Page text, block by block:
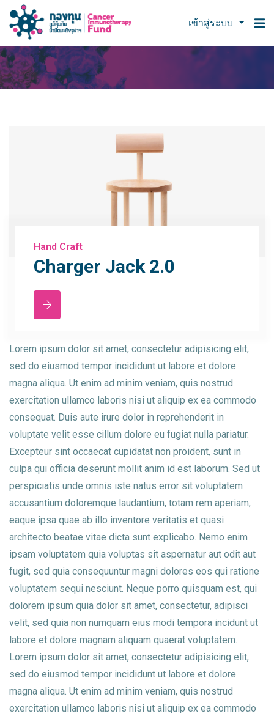
เข้าสู่ระบบ
Hand Craft
Charger Jack 2.0
Lorem ipsum dolor sit amet, consectetur adipisicing elit,
sed do eiusmod tempor incididunt ut labore et dolore
magna aliqua. Ut enim ad minim veniam, quis nostrud
exercitation ullamco laboris nisi ut aliquip ex ea commodo
consequat. Duis aute irure dolor in reprehenderit in
voluptate velit esse cillum dolore eu fugiat nulla pariatur.
Excepteur sint occaecat cupidatat non proident, sunt in
culpa qui officia deserunt mollit anim id est laborum. Sed ut
perspiciatis unde omnis iste natus error sit voluptatem
accusantium doloremque laudantium, totam rem aperiam,
eaque ipsa quae ab illo inventore veritatis et quasi
architecto beatae vitae dicta sunt explicabo. Nemo enim
ipsam voluptatem quia voluptas sit aspernatur aut odit aut
fugit, sed quia consequuntur magni dolores eos qui ratione
voluptatem sequi nesciunt. Neque porro quisquam est, qui
dolorem ipsum quia dolor sit amet, consectetur, adipisci
velit, sed quia non numquam eius modi tempora incidunt ut
labore et dolore magnam aliquam quaerat voluptatem.
Lorem ipsum dolor sit amet, consectetur adipisicing elit,
sed do eiusmod tempor incididunt ut labore et dolore
magna aliqua. Ut enim ad minim veniam, quis nostrud
exercitation ullamco laboris nisi ut aliquip ex ea commodo